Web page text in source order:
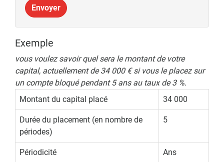
Envoyer
Exemple
vous voulez savoir quel sera le montant de votre
capital, actuellement de 34 000 € si vous le placez sur
un compte bloqué pendant 5 ans au taux de 3 %.
Montant du capital placé
34 000
Durée du placement (en nombre de
périodes)
5
Périodicité Ans